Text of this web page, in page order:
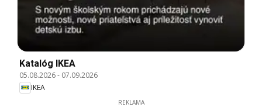
Katalóg IKEA
05.08.2026- 07.09.2026
IKEA
REKLAMA